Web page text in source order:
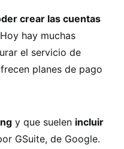
crear las cuentas
Hoy hay muchas
el servicio de
planes de pago
y que suelen incluir
GSuite, de Google.